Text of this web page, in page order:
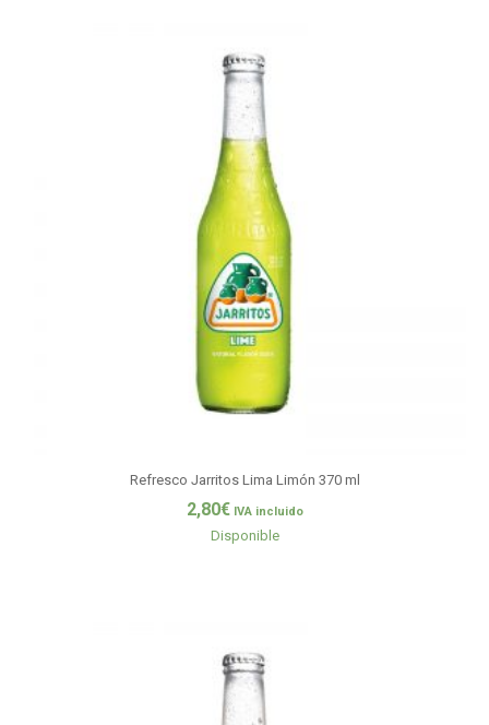
Refresco Jarritos Lima Limón 370 ml
2,80€ IVA incluido
Disponible